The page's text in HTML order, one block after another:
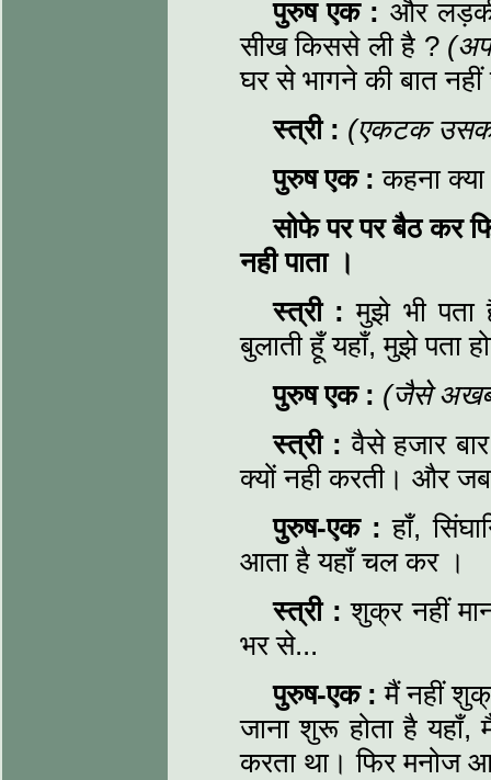
पुरुष एक : और
सीख किससे ली है ?
घर से भागने की बात नहीं
स्त्री : (एकटक
पुरुष एक : कहना क्या
सोफे पर पर बैठ कर
नही पाता ।
स्त्री : मुझे भी पता
बुलाती हूँ यहाँ, मुझे पता
पुरुष एक : (जैसे
स्त्री :वैसे हजार
क्यों नही करती। और
पुरुष-एक :हाँ,
आता है यहाँ चल कर ।
स्त्री : शुक्र नहीं
भर से...
पुरुष-एक : मैं नहीं
जाना शुरू होता है
करता था। फिर मनोज